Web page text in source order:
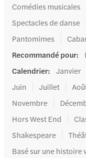
Comédies musicales
Spectacles de danse
Pantomimes
Recommandé pour:
Calendrier: Janvier
Juin
Juillet
Novembre
Hors West End
Shakespeare
Basé sur une histoire